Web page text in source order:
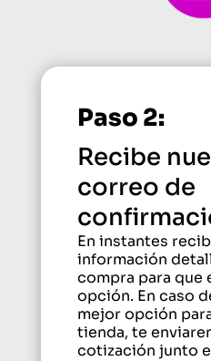
Paso 2:
Recibe
correo de
En instantes
información
compra para que
opción. En caso
mejor opción
tienda, te
cotización junto